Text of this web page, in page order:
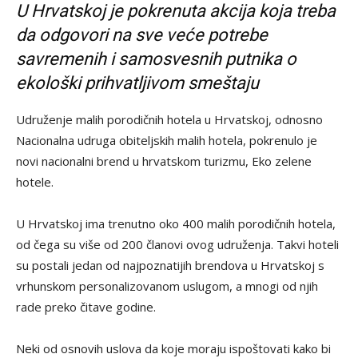
U Hrvatskoj je pokrenuta akcija koja treba
da odgovori na sve veće potrebe
savremenih i samosvesnih putnika o
ekološki prihvatljivom smeštaju
Udruženje malih porodičnih hotela u Hrvatskoj, odnosno
Nacionalna udruga obiteljskih malih hotela, pokrenulo je
novi nacionalni brend u hrvatskom turizmu, Eko zelene
hotele.
U Hrvatskoj ima trenutno oko 400 malih porodičnih hotela,
od čega su više od 200 članovi ovog udruženja. Takvi hoteli
su postali jedan od najpoznatijih brendova u Hrvatskoj s
vrhunskom personalizovanom uslugom, a mnogi od njih
rade preko čitave godine.
Neki od osnovih uslova da koje moraju ispoštovati kako bi